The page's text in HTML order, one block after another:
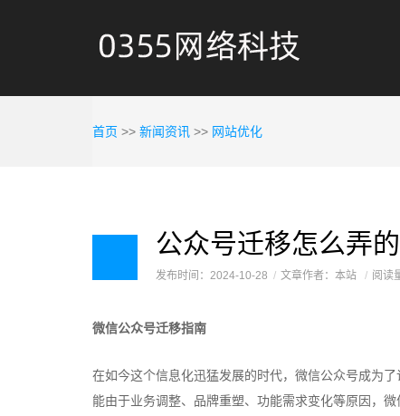
首页 >> 新闻资讯 >> 网站优化
公众号迁移怎么弄的
发布时间：2024-10-28 文章作者：本站 阅读
微信公众号迁移指南
在如今这个信息化迅猛发展的时代，微信公众号成为
能由于业务调整、品牌重塑、功能需求变化等原因，